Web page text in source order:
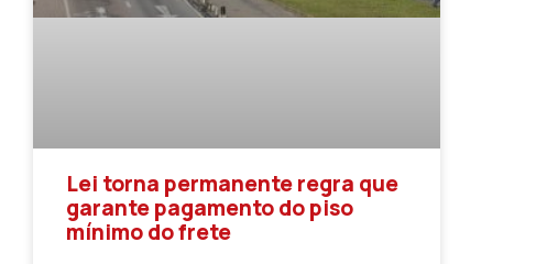
Lei torna permanente regra que
garante pagamento do piso
mínimo do frete